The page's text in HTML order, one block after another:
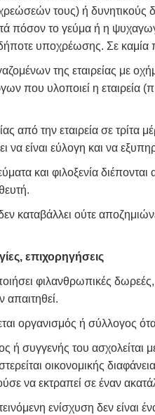
τους) ή δυνητικούς
πόσον το γεύμα ή η
υποχρέωσης. Σε καμία
της εταιρείας με
που υλοποιεί η
από την εταιρεία σε τρίτα
είναι εύλογη και να
και φιλοξενία
καταβάλλει ούτε
επιχορηγήσεις
φιλανθρωπικές
απαιτηθεί.
οργανισμός ή σύλλογος
ή συγγενής του ασχολείται
οικονομικής
να εκτραπεί σε έναν
ενίσχυση δεν